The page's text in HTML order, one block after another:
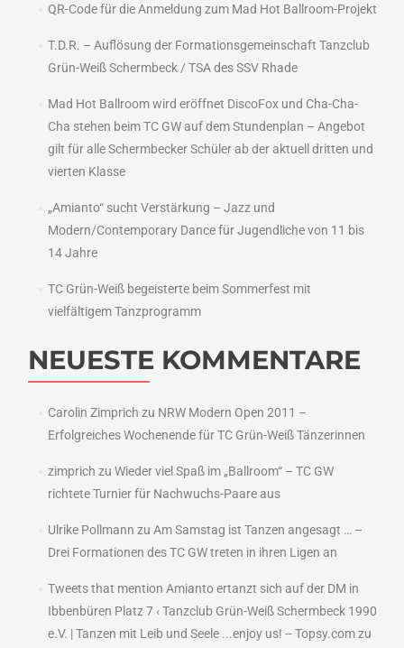
QR-Code für die Anmeldung zum Mad Hot Ballroom-Projekt
T.D.R. – Auflösung der Formationsgemeinschaft Tanzclub
Grün-Weiß Schermbeck / TSA des SSV Rhade
Mad Hot Ballroom wird eröffnet DiscoFox und Cha-Cha-
Cha stehen beim TC GW auf dem Stundenplan – Angebot
gilt für alle Schermbecker Schüler ab der aktuell dritten und
vierten Klasse
„Amianto“ sucht Verstärkung – Jazz und
Modern/Contemporary Dance für Jugendliche von 11 bis
14 Jahre
TC Grün-Weiß begeisterte beim Sommerfest mit
vielfältigem Tanzprogramm
NEUESTE KOMMENTARE
Carolin Zimprich zu NRW Modern Open 2011 –
Erfolgreiches Wochenende für TC Grün-Weiß Tänzerinnen
zimprich zu Wieder viel Spaß im „Ballroom“ – TC GW
richtete Turnier für Nachwuchs-Paare aus
Ulrike Pollmann zu Am Samstag ist Tanzen angesagt … –
Drei Formationen des TC GW treten in ihren Ligen an
Tweets that mention Amianto ertanzt sich auf der DM in
Ibbenbüren Platz 7 ‹ Tanzclub Grün-Weiß Schermbeck 1990
e.V. | Tanzen mit Leib und Seele ...enjoy us! -- Topsy.comzu